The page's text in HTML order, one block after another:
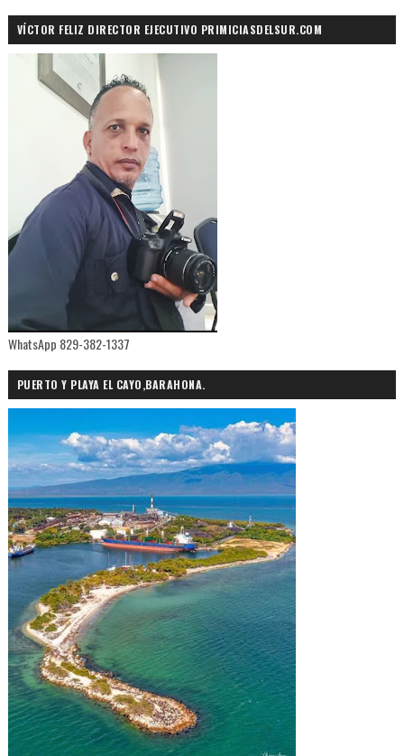
VÍCTOR FELIZ DIRECTOR EJECUTIVO PRIMICIASDELSUR.COM
WhatsApp 829-382-1337
PUERTO Y PLAYA EL CAYO,BARAHONA.